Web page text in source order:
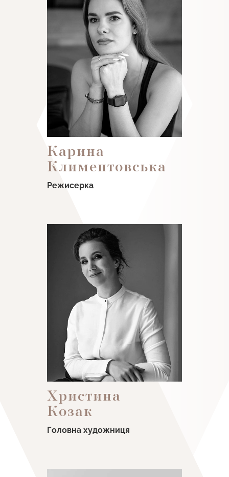
Карина
Климентовська
Режисерка
Христина
Козак
Головна художниця